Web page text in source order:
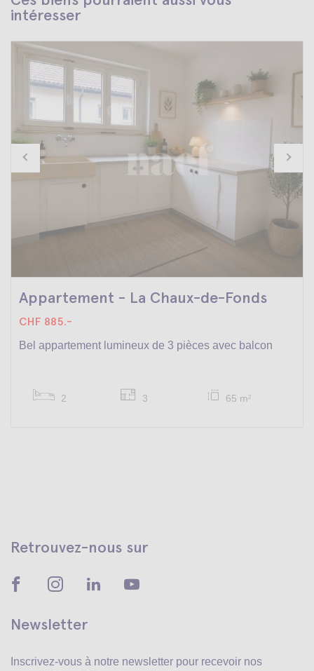
intéresser
Appartement - La Chaux-de-Fonds
CHF 885.-
Bel appartement lumineux de 3 pièces avec balcon
2 3 65 m2
Retrouvez-nous sur
Newsletter
Inscrivez-vous à notre newsletter pour recevoir nos